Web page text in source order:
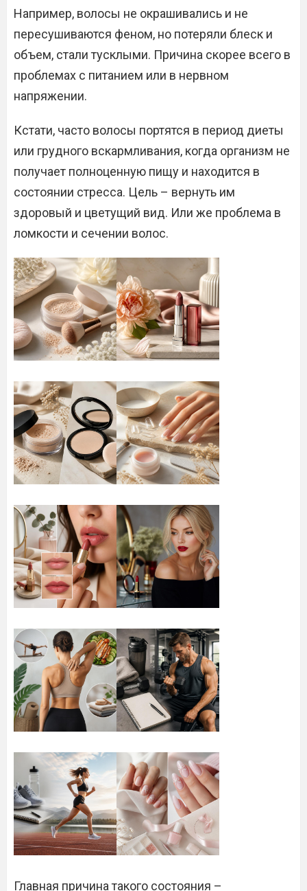
Например, волосы не окрашивались и не
пересушиваются феном, но потеряли блеск и
объем, стали тусклыми. Причина скорее всего в
проблемах с питанием или в нервном
напряжении.
Кстати, часто волосы портятся в период диеты
или грудного вскармливания, когда организм не
получает полноценную пищу и находится в
состоянии стресса. Цель – вернуть им
здоровый и цветущий вид. Или же проблема в
ломкости и сечении волос.
Главная причина такого состояния –